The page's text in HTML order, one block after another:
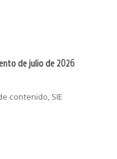
de julio de 2026
contenido, SIE